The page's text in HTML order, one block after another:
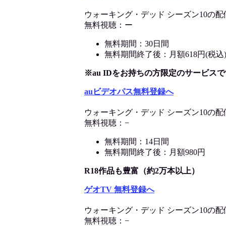
ウォーキング・デッド シーズン10の
無料視聴：ー
無料期間：30日間
無料期間終了後：月額618円(税込)
※au IDをお持ちの方限定のサービス
auビデオパス無料登録へ
ウォーキング・デッド シーズン10の
無料視聴：−
無料期間：14日間
無料期間終了後：月額980円
R18作品も豊富（約2万本以上）
ゲオTV 無料登録へ
ウォーキング・デッド シーズン10の
無料視聴：−